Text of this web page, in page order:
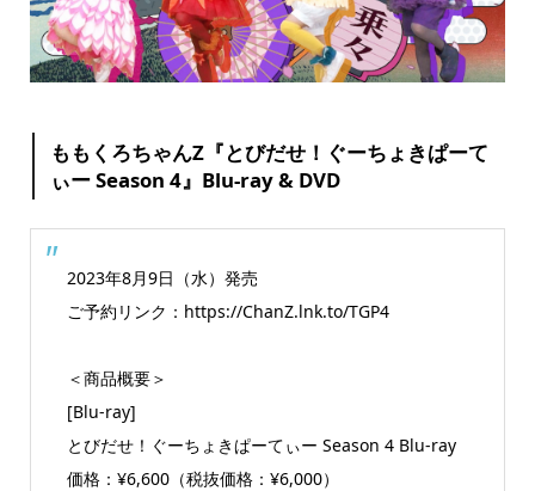
ももくろちゃんZ『とびだせ！ぐーちょきぱーて
ぃー Season 4』Blu-ray & DVD
2023年8月9日（水）発売
ご予約リンク：https://ChanZ.lnk.to/TGP4
＜商品概要＞
[Blu-ray]
とびだせ！ぐーちょきぱーてぃー Season 4 Blu-ray
価格：¥6,600（税抜価格：¥6,000）